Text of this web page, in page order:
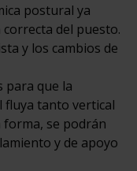
postural ya
del puesto.
y los cambios de
para que la
fluya tanto vertical
se podrán
y de apoyo